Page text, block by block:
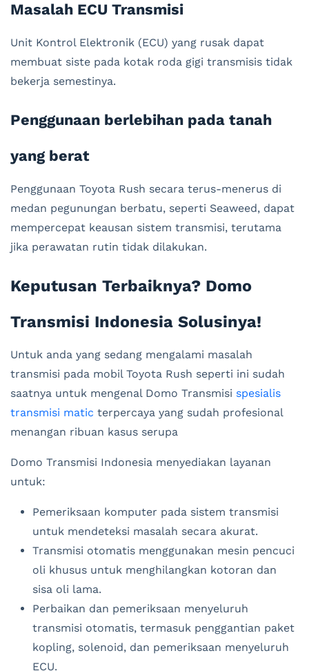
Masalah ECU Transmisi
Unit Kontrol Elektronik (ECU) yang rusak dapat
membuat siste pada kotak roda gigi transmisis tidak
bekerja semestinya.
Penggunaan berlebihan pada tanah
yang berat
Penggunaan Toyota Rush secara terus-menerus di
medan pegunungan berbatu, seperti Seaweed, dapat
mempercepat keausan sistem transmisi, terutama
jika perawatan rutin tidak dilakukan.
Keputusan Terbaiknya? Domo
Transmisi Indonesia Solusinya!
Untuk anda yang sedang mengalami masalah
transmisi pada mobil Toyota Rush seperti ini sudah
saatnya untuk mengenal Domo Transmisi spesialis
transmisi matic terpercaya yang sudah profesional
menangan ribuan kasus serupa
Domo Transmisi Indonesia menyediakan layanan
untuk:
Pemeriksaan komputer pada sistem transmisi
untuk mendeteksi masalah secara akurat.
Transmisi otomatis menggunakan mesin pencuci
oli khusus untuk menghilangkan kotoran dan
sisa oli lama.
Perbaikan dan pemeriksaan menyeluruh
transmisi otomatis, termasuk penggantian paket
kopling, solenoid, dan pemeriksaan menyeluruh
ECU.